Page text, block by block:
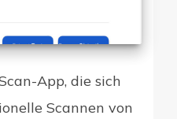
App, die sich
Scannen von